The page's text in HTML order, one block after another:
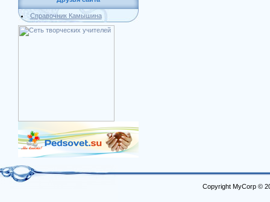
Справочник Камышина
Copyright MyCorp ©